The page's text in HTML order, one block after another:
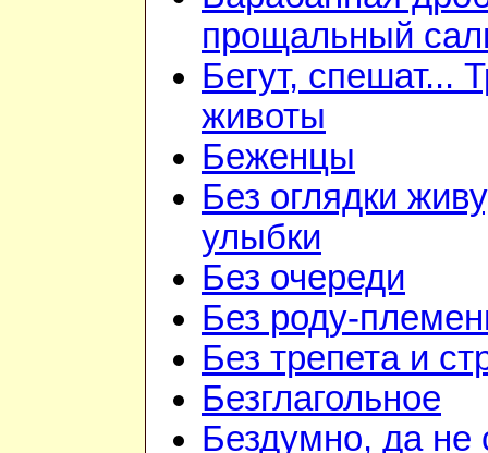
прощальный
Бегут, спешат...
животы
Беженцы
Без оглядки
улыбки
Без очереди
Без роду-
Без трепета и
Безглагольное
Бездумно, да не